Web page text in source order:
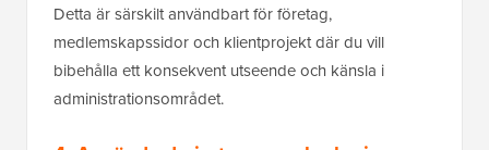
Detta är särskilt användbart för företag,
medlemskapssidor och klientprojekt där du vill
bibehålla ett konsekvent utseende och känsla i
administrationsområdet.